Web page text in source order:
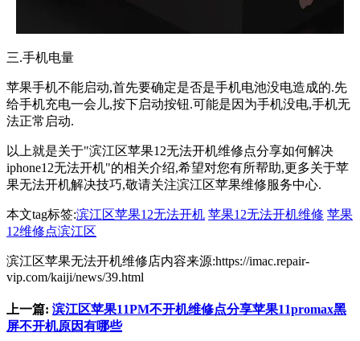
三.手机电量
苹果手机不能启动,首先要确定是否是手机电池没电造成的.先
给手机充电一会儿,按下启动按钮.可能是因为手机没电,手机无
法正常启动.
以上就是关于"滨江区苹果12无法开机维修点分享如何解决
iphone12无法开机"的相关介绍,希望对您有所帮助,更多关于苹
果无法开机解决技巧,敬请关注滨江区苹果维修服务中心.
本文tag标签:滨江区苹果12无法开机 苹果12无法开机维修 苹果
12维修点滨江区
滨江区苹果无法开机维修店内容来源:https://imac.repair-
vip.com/kaiji/news/39.html
上一篇: 滨江区苹果11PM不开机维修点分享苹果11promax黑
屏不开机原因有哪些